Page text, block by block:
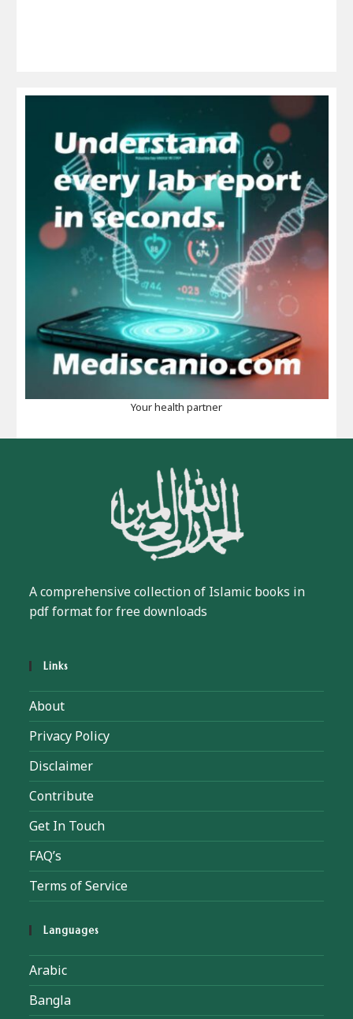
Your health partner
A comprehensive collection of Islamic books in
pdf format for free downloads
Links
About
Privacy Policy
Disclaimer
Contribute
Get In Touch
FAQ’s
Terms of Service
Languages
Arabic
Bangla